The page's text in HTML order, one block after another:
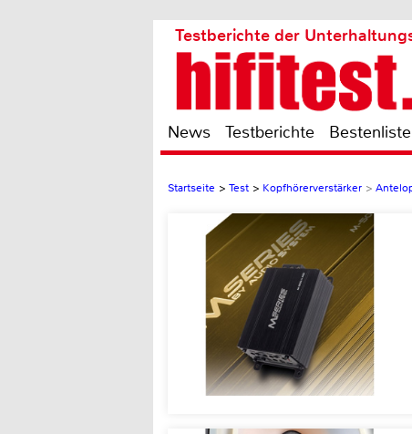
Testberichte der
News Testberichte Bestenliste
Startseite > Test > Kopfhörerverstärker >